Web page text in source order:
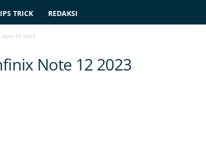
TRICK REDAKSI
Note 12 2023
Note 12 2023